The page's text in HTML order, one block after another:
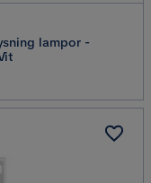
lampor -